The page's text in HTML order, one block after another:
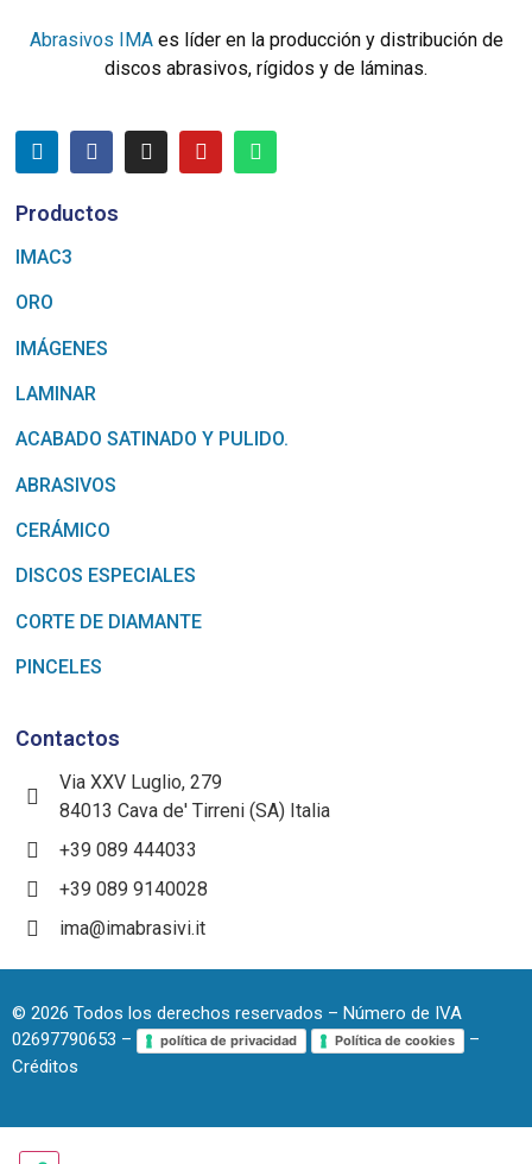
Abrasivos IMAes líder en la producción y distribución de
discos abrasivos, rígidos y de láminas.
Productos
IMAC3
ORO
IMÁGENES
LAMINAR
ACABADO SATINADO Y PULIDO.
ABRASIVOS
CERÁMICO
DISCOS ESPECIALES
CORTE DE DIAMANTE
PINCELES
Contactos
Via XXV Luglio, 279
84013 Cava de' Tirreni (SA) Italia
+39 089 444033
+39 089 9140028
ima@imabrasivi.it
© 2026 Todos los derechos reservados – Número de IVA
02697790653 –
política de privacidad Política de cookies
–
Créditos